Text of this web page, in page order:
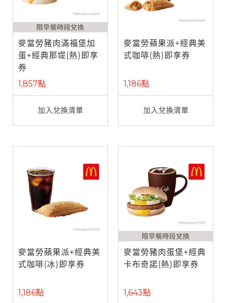
麥當勞豬肉滿福堡加
蛋+經典那堤(熱)即享
券
1,857點
加入兌換清單
麥當勞蘋果派+經典美
式咖啡(熱)即享券
1,186點
加入兌換清單
麥當勞蘋果派+經典美
式咖啡(冰)即享券
1,186點
麥當勞豬肉蛋堡+經典
卡布奇諾(熱)即享券
1,643點